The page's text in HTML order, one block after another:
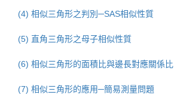
(4) 相似三角形之判別─SAS相似性質
(5) 直角三角形之母子相似性質
(6) 相似三角形的面積比與邊長對應關係比
(7) 相似三角形的應用─簡易測量問題